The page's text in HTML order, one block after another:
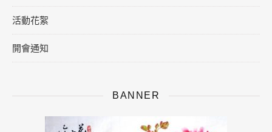
活動花絮
開會通知
BANNER